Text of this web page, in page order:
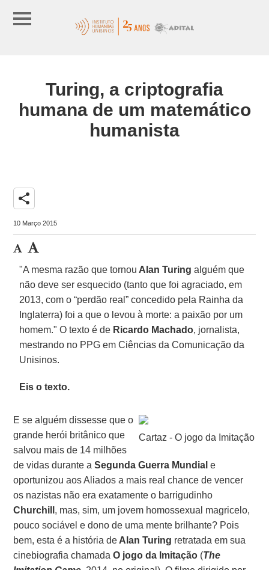
Turing, a criptografia
humana de um matemático
humanista
share
10 Março 2015
"A mesma razão que tornou Alan Turing alguém que
não deve ser esquecido (tanto que foi agraciado, em
2013, com o “perdão real” concedido pela Rainha da
Inglaterra) foi a que o levou à morte: a paixão por um
homem." O texto é de Ricardo Machado, jornalista,
mestrando no PPG em Ciências da Comunicação da
Unisinos.
Eis o texto.
Cartaz - O jogo da Imitação
E se alguém dissesse que o
grande herói britânico que
salvou mais de 14 milhões
de vidas durante aSegunda Guerra Mundial e
oportunizou aos Aliados a mais real chance de vencer
os nazistas não era exatamente o barrigudinho
Churchill , mas, sim, um jovem homossexual magricelo,
pouco sociável e dono de uma mente brilhante? Pois
bem, esta é a história de Alan Turing retratada em sua
cinebiografia chamada O jogo da Imitação (The